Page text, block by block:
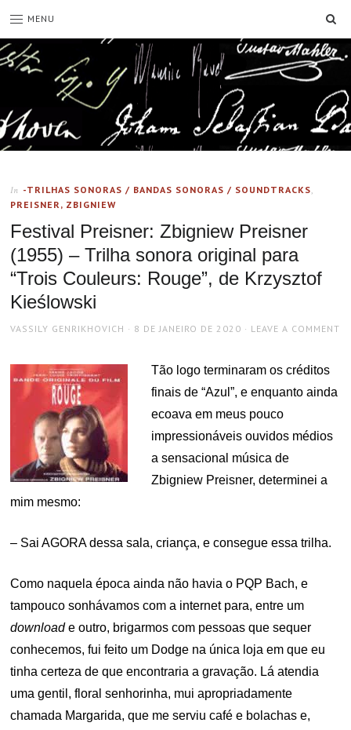
MENU
In -TRILHAS SONORAS / BANDAS SONORAS / SOUNDTRACKS,
PREISNER, ZBIGNIEW
Festival Preisner: Zbigniew Preisner
(1955) – Trilha sonora original para
“Trois Couleurs: Rouge”, de Krzysztof
Kieślowski
AUTHOR
VASSILY GENRIKHOVICH
POSTED
8 DE JANEIRO DE 2020 LEAVE A COMMENT
Tão logo terminaram os créditos
finais de “Azul”, e enquanto ainda
ecoava em meus pouco
impressionáveis ouvidos médios
a sensacional música de
Zbigniew Preisner, determinei a
mim mesmo:
– Sai AGORA dessa sala, criança, e consegue essa trilha.
Como naquela época ainda não havia o PQP Bach, e
tampouco sonhávamos com a internet para, entre um
downloade outro, brigarmos com pessoas que sequer
conhecemos, fui feito um Dodge na única loja em que eu
tinha certeza de que encontraria a gravação. Lá atendia
uma gentil, floral senhorinha, mui apropriadamente
chamada Margarida, que me serviu café e bolachas e,